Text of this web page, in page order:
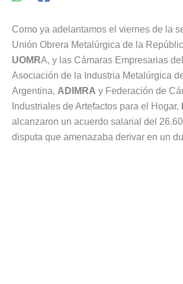
Como ya adelantamos el viernes de la
Unión Obrera Metalúrgica de la
UOMRA, y las Cámaras Empresarias
Asociación de la Industria Metalúrgica
Argentina, ADIMRA y Federación de
Industriales de Artefactos para el Hogar,
alcanzaron un acuerdo salarial del
disputa que amenazaba derivar en un